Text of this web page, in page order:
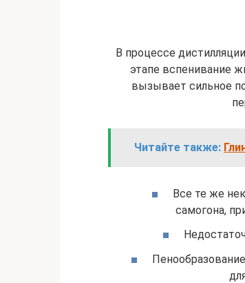
В процессе
этапе вспенивание
вызывает сильное
Читайте также:
Все те же
самогона,